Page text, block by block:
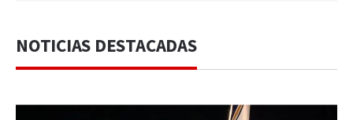
NOTICIAS DESTACADAS